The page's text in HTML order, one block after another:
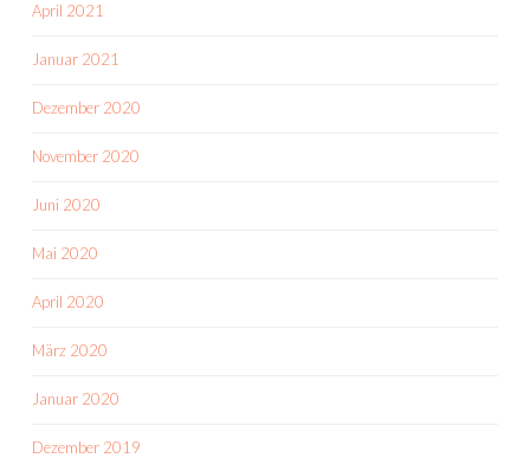
April 2021
Januar 2021
Dezember 2020
November 2020
Juni 2020
Mai 2020
April 2020
März 2020
Januar 2020
Dezember 2019